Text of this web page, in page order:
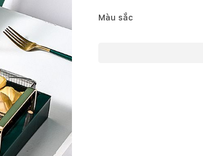
Màu sắc